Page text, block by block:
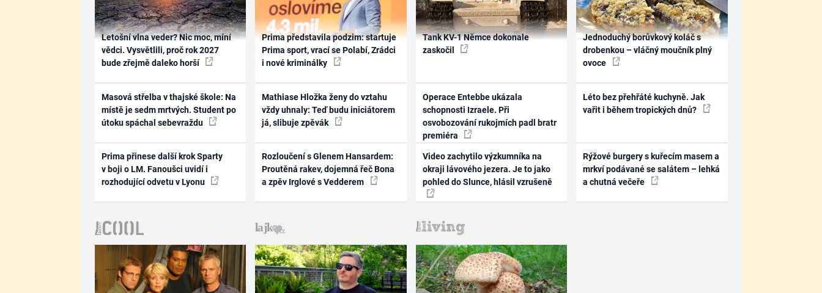
Letošní vlna veder? Nic moc, míní
vědci. Vysvětlili, proč rok 2027
bude zřejmě daleko horší
Masová střelba v thajské škole: Na
místě je sedm mrtvých. Student po
útoku spáchal sebevraždu
Prima přinese další krok Sparty
v boji o LM. Fanoušci uvidí i
rozhodující odvetu v Lyonu
Prima představila podzim: startuje
Prima sport, vrací se Polabí, Zrádci
i nové kriminálky
Mathiase Hložka ženy do vztahu
vždy uhnaly: Teď budu iniciátorem
já, slibuje zpěvák
Rozloučení s Glenem Hansardem:
Proutěná rakev, dojemná řeč Bona
a zpěv Irglové s Vedderem
Tank KV-1 Němce dokonale
zaskočil
Operace Entebbe ukázala
schopnosti Izraele. Při
osvobozování rukojmích padl bratr
premiéra
Video zachytilo výzkumníka na
okraji lávového jezera. Je to jako
pohled do Slunce, hlásil vzrušeně
Jednoduchý borůvkový koláč s
drobenkou – vláčný moučník plný
ovoce
Léto bez přehřáté kuchyně. Jak
vařit i během tropických dnů?
Rýžové burgery s kuřecím masem a
mrkví podávané se salátem – lehká
a chutná večeře